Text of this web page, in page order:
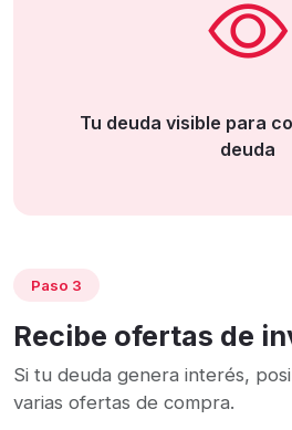
Tu deuda visible para
deuda
Paso 3
Recibe ofertas de
Si tu deuda genera interés,
varias ofertas de compra.